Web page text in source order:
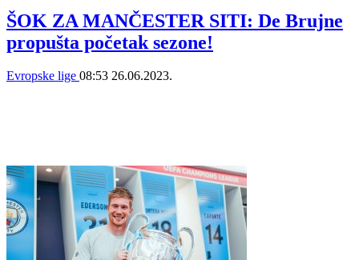
ŠOK ZA MANČESTER SITI: De Brujne
propušta početak sezone!
Evropske lige 08:53 26.06.2023.